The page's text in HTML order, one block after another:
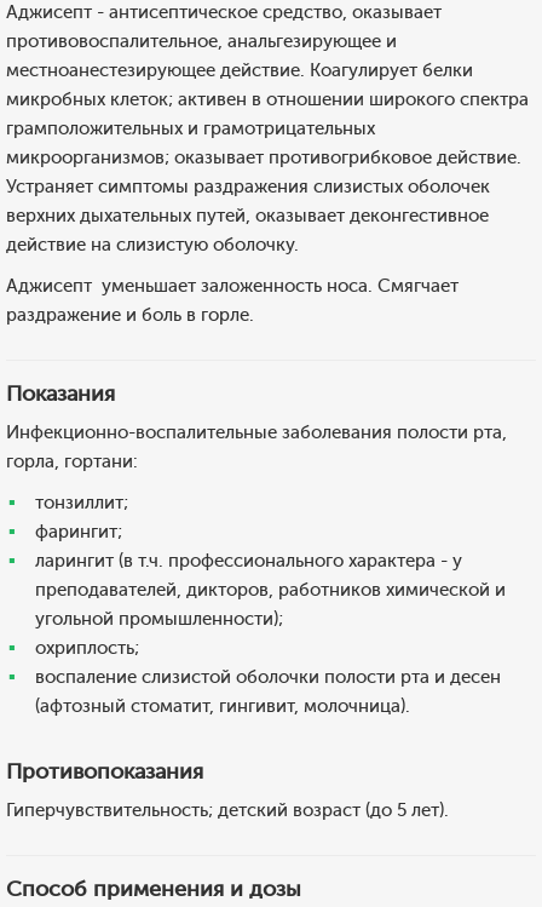
Аджисепт - антисептическое средство, оказывает
противовоспалительное, анальгезирующее и
местноанестезирующее действие. Коагулирует белки
микробных клеток; активен в отношении широкого спектра
грамположительных и грамотрицательных
микроорганизмов; оказывает противогрибковое действие.
Устраняет симптомы раздражения слизистых оболочек
верхних дыхательных путей, оказывает деконгестивное
действие на слизистую оболочку.
Аджисепт уменьшает заложенность носа. Смягчает
раздражение и боль в горле.
Показания
Инфекционно-воспалительные заболевания полости рта,
горла, гортани:
тонзиллит;
фарингит;
ларингит (в т.ч. профессионального характера - у
преподавателей, дикторов, работников химической и
угольной промышленности);
охриплость;
воспаление слизистой оболочки полости рта и десен
(афтозный стоматит, гингивит, молочница).
Противопоказания
Гиперчувствительность; детский возраст (до 5 лет).
Способ применения и дозы